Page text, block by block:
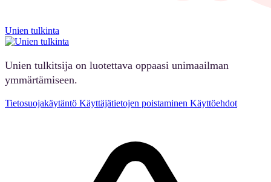
Unien tulkinta
Unien tulkitsija on luotettava oppaasi unimaailman
ymmärtämiseen.
Tietosuojakäytäntö Käyttäjätietojen poistaminen Käyttöehdot